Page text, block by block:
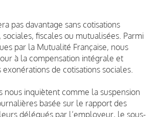
pas davantage sans cotisations
fiscales ou mutualisées. Parmi
par la Mutualité Française, nous
à la compensation intégrale et
de cotisations sociales.
nous inquiètent comme la suspension
basée sur le rapport des
délégués par l’employeur, le sous-